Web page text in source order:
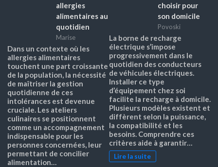
allergies
alimentaires au
quotidien
Marise
Dans un contexte où les
allergies alimentaires
touchent une part croissante
de la population, la nécessité
de maîtriser la gestion
quotidienne de ces
intolérances est devenue
cruciale. Les ateliers
culinaires se positionnent
comme un accompagnement
indispensable pour les
personnes concernées, leur
permettant de concilier
alimentation…
choisir pour
son domicile
Povoski
La borne de recharge
électrique s’impose
progressivement dans le
quotidien des conducteurs
de véhicules électriques.
Installer ce type
d’équipement chez soi
facilite la recharge à domicile.
Plusieurs modèles existent et
diffèrent selon la puissance,
la compatibilité et les
besoins. Comprendre ces
critères aide à garantir…
Lire la suite